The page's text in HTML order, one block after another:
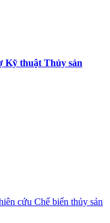
Kỹ thuật Thủy sản
cứu Chế biến thủy sản